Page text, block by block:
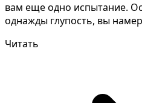
вам еще одно испытание.
однажды глупость, вы
Читать